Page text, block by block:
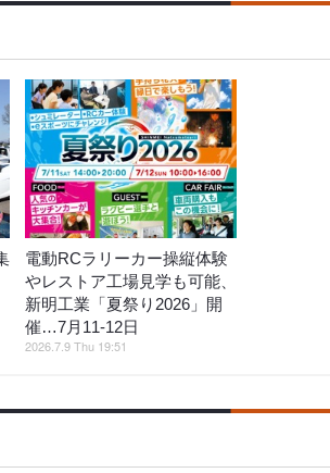
電動RCラリーカー操縦体験
やレストア工場見学も可能、
新明工業「夏祭り2026」開
催…7月11‐12日
2026.7.9 Thu 19:51